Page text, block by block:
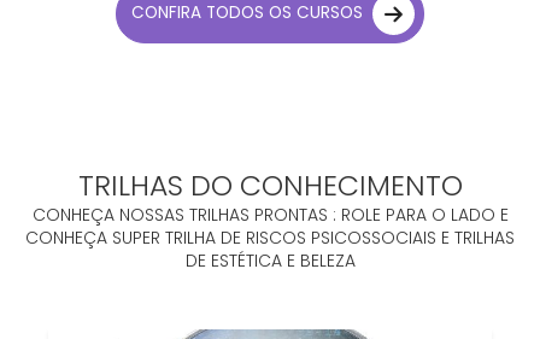
CONFIRA TODOS OS CURSOS
TRILHAS DO CONHECIMENTO
CONHEÇA NOSSAS TRILHAS PRONTAS : ROLE PARA O LADO E
CONHEÇA SUPER TRILHA DE RISCOS PSICOSSOCIAIS E TRILHAS
DE ESTÉTICA E BELEZA